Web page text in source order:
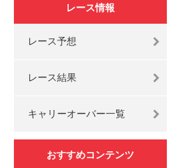
レース情報
レース予想
レース結果
キャリーオーバー一覧
おすすめコンテンツ